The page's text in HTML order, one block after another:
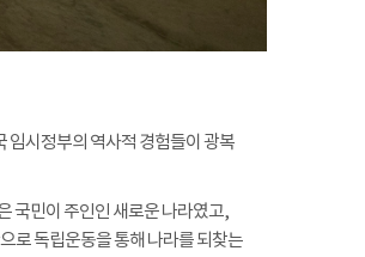
임시정부의 역사적 경험들이 광복
국민이 주인인 새로운 나라였고,
로 독립운동을 통해 나라를 되찾는